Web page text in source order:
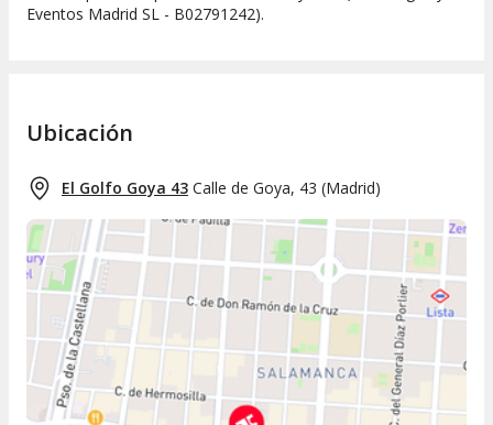
Eventos Madrid SL - B02791242).
Ubicación
El Golfo Goya 43 Calle de Goya, 43 (Madrid)